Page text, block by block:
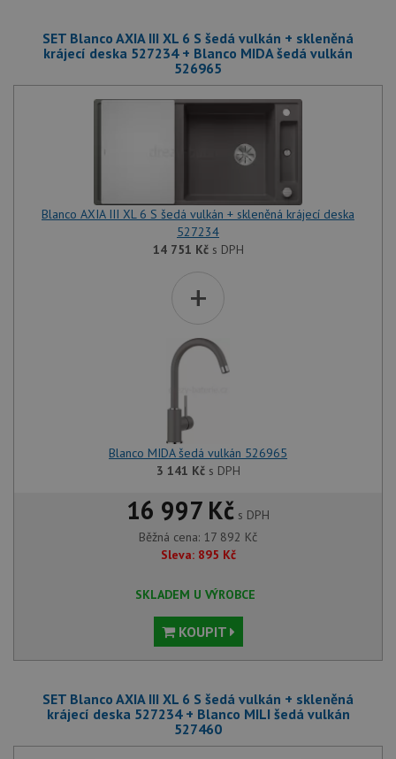
SET Blanco AXIA III XL 6 S šedá vulkán + skleněná
krájecí deska 527234 + Blanco MIDA šedá vulkán
526965
Blanco AXIA III XL 6 S šedá vulkán + skleněná krájecí deska
527234
14 751 Kčs DPH
+
Blanco MIDA šedá vulkán 526965
3 141 Kčs DPH
16 997 Kč s DPH
Běžná cena: 17 892 Kč
Sleva: 895 Kč
SKLADEM U VÝROBCE
KOUPIT
SET Blanco AXIA III XL 6 S šedá vulkán + skleněná
krájecí deska 527234 + Blanco MILI šedá vulkán
527460